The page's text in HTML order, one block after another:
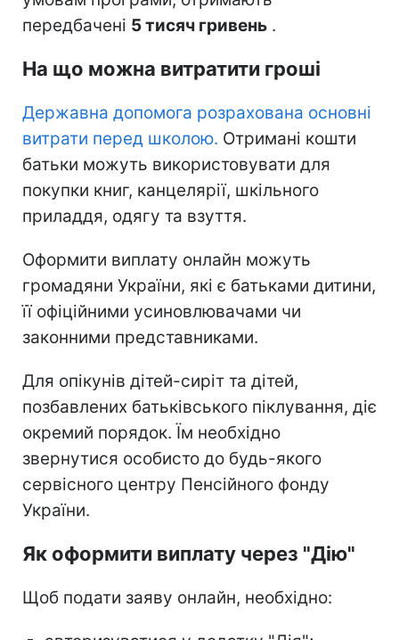
передбачені 5 тисяч гривень .
На що можна витратити гроші
Державна допомога розрахована основні
витрати перед школою. Отримані кошти
батьки можуть використовувати для
покупки книг, канцелярії, шкільного
приладдя, одягу та взуття.
Оформити виплату онлайн можуть
громадяни України, які є батьками дитини,
її офіційними усиновлювачами чи
законними представниками.
Для опікунів дітей-сиріт та дітей,
позбавлених батьківського піклування, діє
окремий порядок. Їм необхідно
звернутися особисто до будь-якого
сервісного центру Пенсійного фонду
України.
Як оформити виплату через "Дію"
Щоб подати заяву онлайн, необхідно: